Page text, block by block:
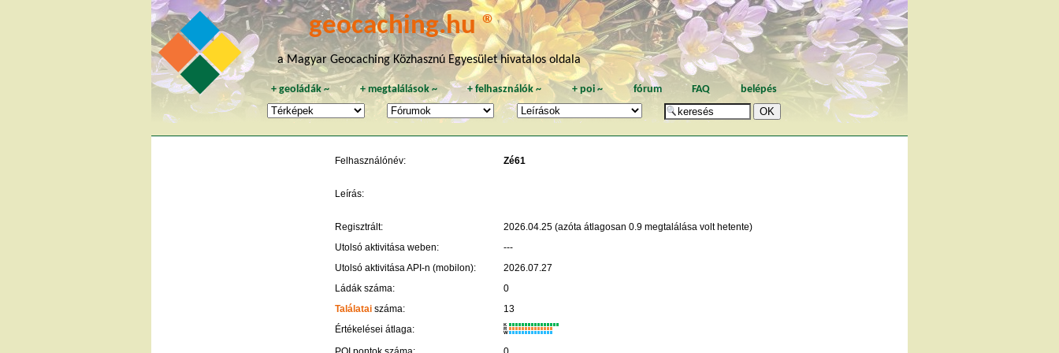
geocaching.hu ®
a Magyar Geocaching Közhasznú Egyesület hivatalos oldala
+geoládák ~ + megtalálások~ +felhasználók ~ +poi~ fórum FAQ belépés
Felhasználónév: Zé61
Leírás:
Regisztrált:
2026.04.25 (azóta átlagosan 0.9 megtalálása volt hetente)
Utolsó aktivitása weben:
---
Utolsó aktivitása API-n (mobilon):
2026.07.27
Ládák száma:
0
Találatai száma:
13
Értékelései átlaga:
K
R
W